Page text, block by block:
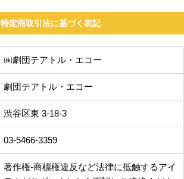
特定商取引法に基づく表記
㈱劇団テアトル・エコー
劇団テアトル・エコー
渋谷区東 3-18-3
03-5466-3359
著作権-商標権違反など法律に抵触するアイ